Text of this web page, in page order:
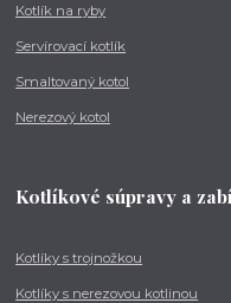
Kotlík na ryby
Servírovací kotlík
Smaltovaný kotol
Nerezový kotol
Kotlíkové súpravy a
Kotlíky s trojnožkou
Kotlíky s nerezovou kotlinou